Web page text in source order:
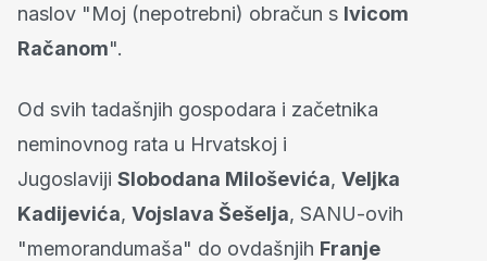
naslov "Moj (nepotrebni) obračun s Ivicom
Račanom".
Od svih tadašnjih gospodara i začetnika
neminovnog rata u Hrvatskoj i
Jugoslaviji Slobodana Miloševića, Veljka
Kadijevića, Vojslava Šešelja, SANU-ovih
"memorandumaša" do ovdašnjih Franje